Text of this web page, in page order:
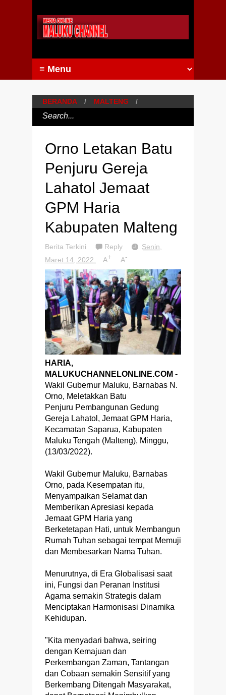
BERANDA / MALTENG /
Orno Letakan Batu
Penjuru Gereja
Lahatol Jemaat
GPM Haria
Kabupaten Malteng
Berita Terkini Reply
Senin,
Maret 14, 2022
A+ A-
HARIA,
MALUKUCHANNELONLINE.COM -
Wakil Gubernur Maluku, Barnabas N.
Orno, Meletakkan Batu
Penjuru Pembangunan Gedung
Gereja Lahatol, Jemaat GPM Haria,
Kecamatan Saparua, Kabupaten
Maluku Tengah (Malteng), Minggu,
(13/03/2022).
Wakil Gubernur Maluku, Barnabas
Orno, pada Kesempatan itu,
Menyampaikan Selamat dan
Memberikan Apresiasi kepada
Jemaat GPM Haria yang
Berketetapan Hati, untuk Membangun
Rumah Tuhan sebagai tempat Memuji
dan Membesarkan Nama Tuhan.
Menurutnya, di Era Globalisasi saat
ini, Fungsi dan Peranan Institusi
Agama semakin Strategis dalam
Menciptakan Harmonisasi Dinamika
Kehidupan.
"Kita menyadari bahwa, seiring
dengan Kemajuan dan
Perkembangan Zaman, Tantangan
dan Cobaan semakin Sensitif yang
Berkembang Ditengah Masyarakat,